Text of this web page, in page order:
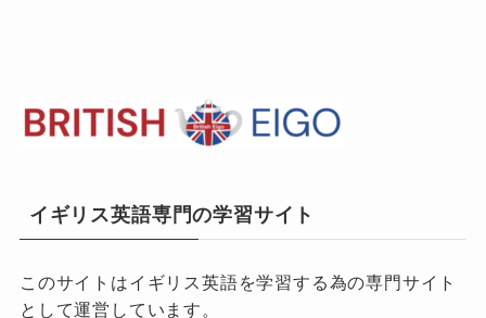
イギリス英語専門の学習サイト
このサイトはイギリス英語を学習する為の専門サイト
として運営しています。